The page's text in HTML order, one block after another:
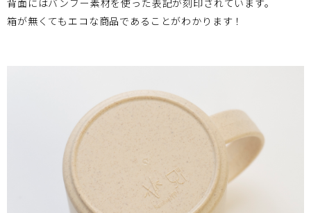
背面にはバンブー素材を使った表記が刻印されています。
箱が無くてもエコな商品であることがわかります！